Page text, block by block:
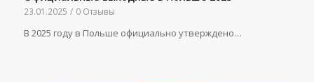
23.01.2025 / 0 Отзывы
В 2025 году в Польше официально утверждено…